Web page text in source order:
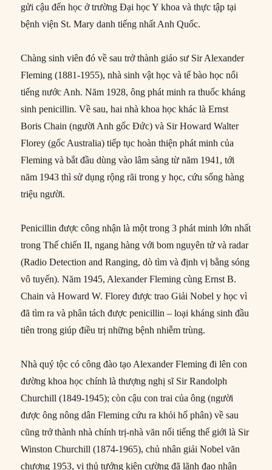
gửi cậu đến học ở trường Đại học Y khoa và thực tập tại
bệnh viện St. Mary danh tiếng nhất Anh Quốc.
Chàng sinh viên đó về sau trở thành giáo sư Sir Alexander
Fleming (1881-1955), nhà sinh vật học và tế bào học nổi
tiếng nước Anh. Năm 1928, ông phát minh ra thuốc kháng
sinh penicillin. Về sau, hai nhà khoa học khác là Ernst
Boris Chain (người Anh gốc Đức) và Sir Howard Walter
Florey (gốc Australia) tiếp tục hoàn thiện phát minh của
Fleming và bắt đầu dùng vào lâm sàng từ năm 1941, tới
năm 1943 thì sử dụng rộng rãi trong y học, cứu sống hàng
triệu người.
Penicillin được công nhận là một trong 3 phát minh lớn nhất
trong Thế chiến II, ngang hàng với bom nguyên tử và radar
(Radio Detection and Ranging, dò tìm và định vị bằng sóng
vô tuyến). Năm 1945, Alexander Fleming cùng Ernst B.
Chain và Howard W. Florey được trao Giải Nobel y học vì
đã tìm ra và phân tách được penicillin – loại kháng sinh đầu
tiên trong giúp điều trị những bệnh nhiễm trùng.
Nhà quý tộc có công đào tạo Alexander Fleming đi lên con
đường khoa học chính là thượng nghị sĩ Sir Randolph
Churchill (1849-1945); còn cậu con trai của ông (người
được ông nông dân Fleming cứu ra khỏi hố phân) về sau
cũng trở thành nhà chính trị-nhà văn nổi tiếng thế giới là Sir
Winston Churchill (1874-1965), chủ nhân giải Nobel văn
chương 1953, vị thủ tướng kiên cường đã lãnh đạo nhân